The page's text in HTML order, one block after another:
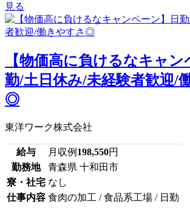
見る
【物価高に負けるなキャン
勤/土日休み/未経験者歓迎/
◎
東洋ワーク株式会社
給与 月収例 198,550円
勤務地
青森県 十和田市
寮・社宅 なし
仕事内容 食肉の加工 / 食品系工場 / 日勤